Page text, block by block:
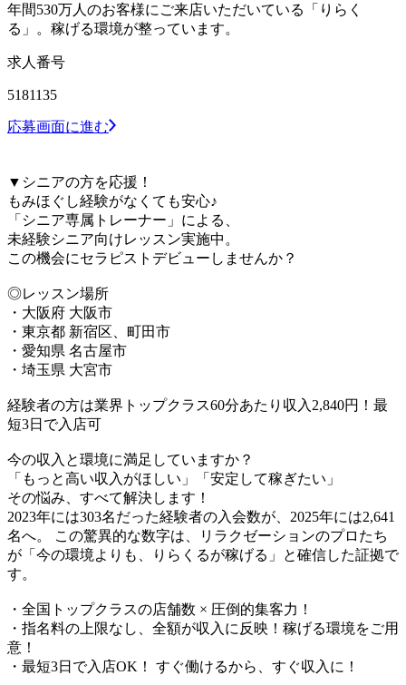
年間530万人のお客様にご来店いただいている「りらく
る」。稼げる環境が整っています。
求人番号
5181135
応募画面に進む
▼シニアの方を応援！
もみほぐし経験がなくても安心♪
「シニア専属トレーナー」による、
未経験シニア向けレッスン実施中。
この機会にセラピストデビューしませんか？
◎レッスン場所
・大阪府 大阪市
・東京都 新宿区、町田市
・愛知県 名古屋市
・埼玉県 大宮市
経験者の方は業界トップクラス60分あたり収入2,840円！最
短3日で入店可
今の収入と環境に満足していますか？
「もっと高い収入がほしい」「安定して稼ぎたい」
その悩み、すべて解決します！
2023年には303名だった経験者の入会数が、2025年には2,641
名へ。 この驚異的な数字は、リラクゼーションのプロたち
が「今の環境よりも、りらくるが稼げる」と確信した証拠で
す。
・全国トップクラスの店舗数 × 圧倒的集客力！
・指名料の上限なし、全額が収入に反映！稼げる環境をご用
意！
・最短3日で入店OK！ すぐ働けるから、すぐ収入に！